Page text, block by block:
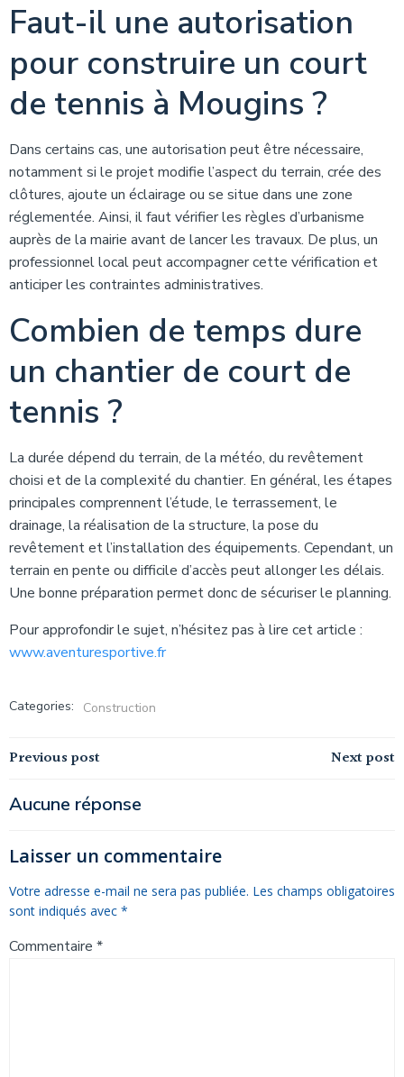
Faut-il une autorisation
pour construire un court
de tennis à Mougins ?
Dans certains cas, une autorisation peut être nécessaire,
notamment si le projet modifie l’aspect du terrain, crée des
clôtures, ajoute un éclairage ou se situe dans une zone
réglementée. Ainsi, il faut vérifier les règles d’urbanisme
auprès de la mairie avant de lancer les travaux. De plus, un
professionnel local peut accompagner cette vérification et
anticiper les contraintes administratives.
Combien de temps dure
un chantier de court de
tennis ?
La durée dépend du terrain, de la météo, du revêtement
choisi et de la complexité du chantier. En général, les étapes
principales comprennent l’étude, le terrassement, le
drainage, la réalisation de la structure, la pose du
revêtement et l’installation des équipements. Cependant, un
terrain en pente ou difficile d’accès peut allonger les délais.
Une bonne préparation permet donc de sécuriser le planning.
Pour approfondir le sujet, n’hésitez pas à lire cet article :
www.aventuresportive.fr
Categories: Construction
Navigation
de
l’article
Previous post Navigation
l’article
Next post
Aucune réponse
Laisser un commentaire
Votre adresse e-mail ne sera pas publiée. Les champs obligatoires
sont indiqués avec *
Commentaire *